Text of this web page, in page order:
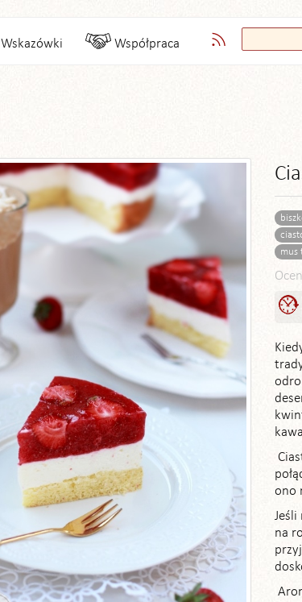
Wskazówki Współpraca
mus
ono
Jeśli
na